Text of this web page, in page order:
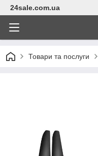
24sale.com.ua
Товари та послуги